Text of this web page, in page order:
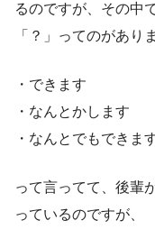
るのですが、その中
「？」ってのがあり
・できます
・なんとかします
・なんとでもできま
って言ってて、後輩
っているのですが、